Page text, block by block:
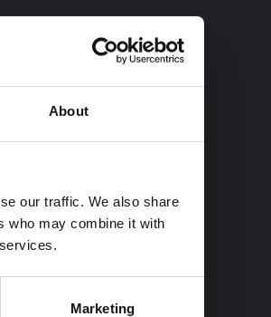
About
our traffic. We also share
who may combine it with
Marketing
entré till